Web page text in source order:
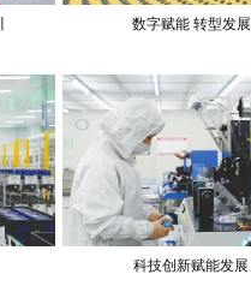
数字赋能 转型发展
科技创新赋能发展